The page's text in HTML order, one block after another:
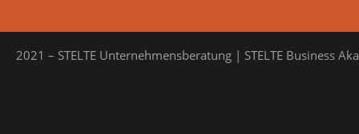
2021 – STELTE Unternehmensberatung | STELTE Business